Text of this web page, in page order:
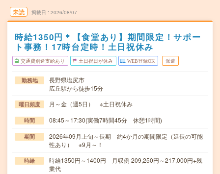
未読 掲載日 2026/08/07
時給1350円＊【食堂あり】期間限定！サポー
ト事務！17時台定時！土日祝休み
交通費別途支給あり 土日祝日が休み WEB登録OK 派遣
勤務地
長野県塩尻市
広丘駅から徒歩15分
曜日頻度 月～金（週5日） ※土日祝休み
時間 08:45～17:30(実働7時間45分 休憩1時間)
期間
2026年09月上旬～長期 約4か月の期間限定（延長の可能
性あり） ※9月～！
時給
時給1350円～1400円 月収例 209,250円～217,000円+残
業代